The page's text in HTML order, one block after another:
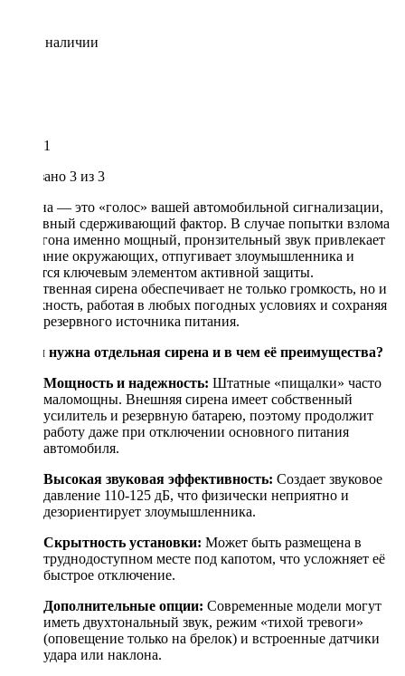
Нет в наличии
1
Показано 3 из 3
Сирена — это «голос» вашей автомобильной сигнализации,
её главный сдерживающий фактор. В случае попытки взлома
или угона именно мощный, пронзительный звук привлекает
внимание окружающих, отпугивает злоумышленника и
является ключевым элементом активной защиты.
Качественная сирена обеспечивает не только громкость, но и
надежность, работая в любых погодных условиях и сохраняя
заряд резервного источника питания.
Зачем нужна отдельная сирена и в чем её преимущества?
Мощность и надежность: Штатные «пищалки» часто
маломощны. Внешняя сирена имеет собственный
усилитель и резервную батарею, поэтому продолжит
работу даже при отключении основного питания
автомобиля.
Высокая звуковая эффективность: Создает звуковое
давление 110-125 дБ, что физически неприятно и
дезориентирует злоумышленника.
Скрытность установки: Может быть размещена в
труднодоступном месте под капотом, что усложняет её
быстрое отключение.
Дополнительные опции: Современные модели могут
иметь двухтональный звук, режим «тихой тревоги»
(оповещение только на брелок) и встроенные датчики
удара или наклона.